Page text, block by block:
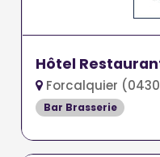
Hôtel
Forcalquier
Bar Brasserie